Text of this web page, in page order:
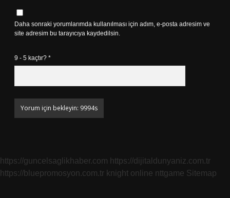
Daha sonraki yorumlarımda kullanılması için adım, e-posta adresim ve
site adresim bu tarayıcıya kaydedilsin.
9 - 5 kaçtır? *
https://guncelsaglikhaber.com https://dijitaldunyaniz.com.tr
https://bluepromosyon.com.tr knight online nttgame Sitemap